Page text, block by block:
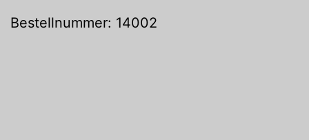
Bestellnummer: 14002